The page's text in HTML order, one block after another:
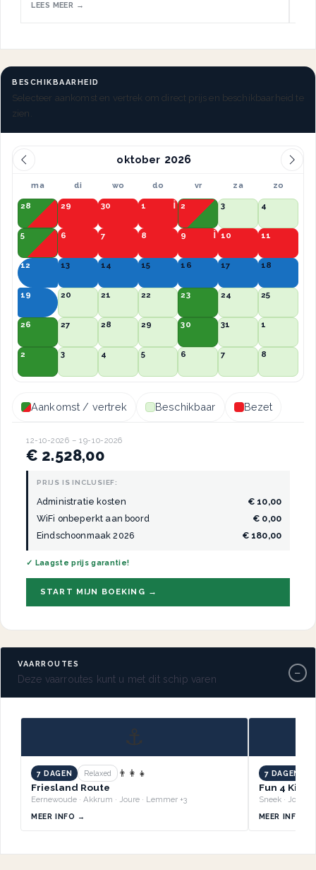
BESCHIKBAARHEID
Selecteer aankomst en vertrek om direct prijs en beschikbaarheid te
zien.
oktober
ma di wo do vr za zo
28 29 30 1 2 3 4
5 6 7 8 9 10 11
12 13 14 15 16 17 18
19 20 21 22 23 24 25
26 27 28 29 30 31 1
2 3 4 5 6 7 8
Aankomst / vertrek Beschikbaar Bezet
12-10-2026 – 19-10-2026
€ 2.528,00
PRIJS IS INCLUSIEF:
Administratie kosten
€ 10,00
WiFi onbeperkt aan boord
€ 0,00
Eindschoonmaak 2026
€ 180,00
✓ Laagste prijs garantie!
START MIJN BOEKING →
LEES MEER →
VAARROUTES
Deze vaarroutes kunt u met dit schip varen −
⚓
7 DAGEN Relaxed
👨‍👩‍👧
Friesland Route
Eernewoude · Akkrum · Joure · Lemmer +3
MEER INFO →
7 DAGEN
Fun 4 Kids
MEER INFO →